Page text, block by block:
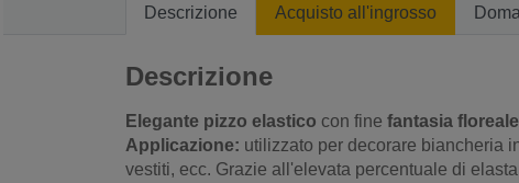
Descrizione Acquisto all'ingrosso
Descrizione
Elegante pizzo elastico con fine fantasia floreale
Applicazione: utilizzato per decorare biancheria
vestiti, ecc. Grazie all'elevata percentuale di